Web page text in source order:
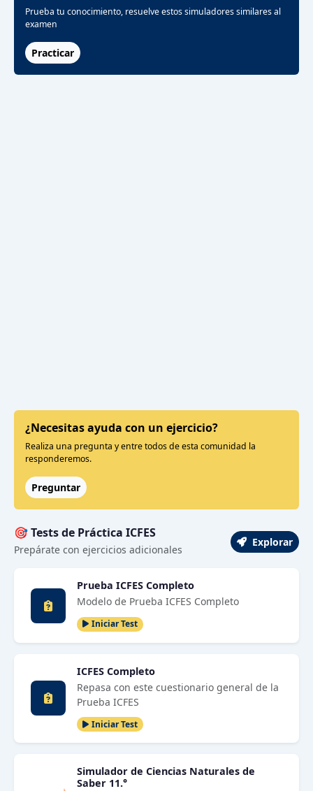
Prueba tu conocimiento, resuelve estos simuladores similares al
examen
Practicar
¿Necesitas ayuda con un ejercicio?
Realiza una pregunta y entre todos de esta comunidad la
responderemos.
Preguntar
🎯 Tests de Práctica ICFES
Prepárate con ejercicios adicionales
Explorar
Prueba ICFES Completo
Modelo de Prueba ICFES Completo
Iniciar Test
ICFES Completo
Repasa con este cuestionario general de la
Prueba ICFES
Iniciar Test
Simulador de Ciencias Naturales de
Saber 11.°